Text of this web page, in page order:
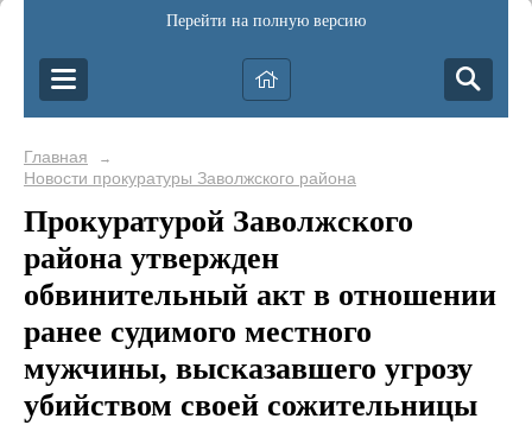
Перейти на полную версию
Главная →
Новости прокуратуры Заволжского района
Прокуратурой Заволжского
района утвержден
обвинительный акт в отношении
ранее судимого местного
мужчины, высказавшего угрозу
убийством своей сожительницы